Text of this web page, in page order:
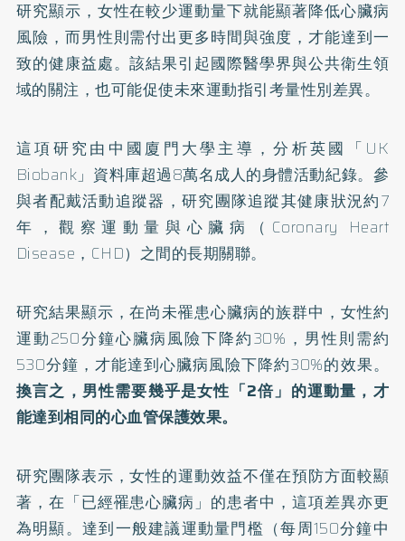
研究顯示，女性在較少運動量下就能顯著降低心臟病
風險，而男性則需付出更多時間與強度，才能達到一
致的健康益處。該結果引起國際醫學界與公共衛生領
域的關注，也可能促使未來運動指引考量性別差異。
這項研究由中國廈門大學主導，分析英國「UK
Biobank」資料庫超過8萬名成人的身體活動紀錄。參
與者配戴活動追蹤器，研究團隊追蹤其健康狀況約7
年，觀察運動量與心臟病（Coronary Heart
Disease，CHD）之間的長期關聯。
研究結果顯示，在尚未罹患心臟病的族群中，女性約
運動250分鐘心臟病風險下降約30%，男性則需約
530分鐘，才能達到心臟病風險下降約30%的效果。
換言之，男性需要幾乎是女性「2倍」的運動量，才
能達到相同的心血管保護效果。
研究團隊表示，女性的運動效益不僅在預防方面較顯
著，在「已經罹患心臟病」的患者中，這項差異亦更
為明顯。達到一般建議運動量門檻（每周150分鐘中